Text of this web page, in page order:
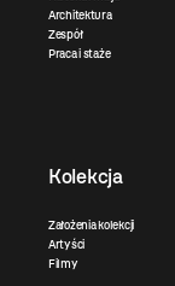
Architektura
Zespół
Praca i staże
Kolekcja
Założenia kolekcji
Artyści
Filmy